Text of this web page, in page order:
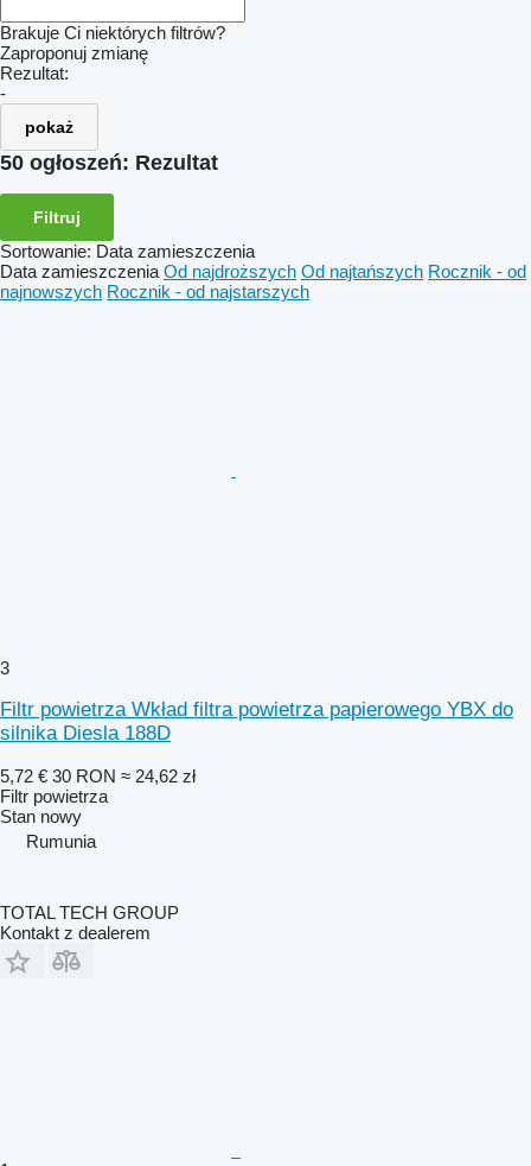
Brakuje Ci niektórych filtrów?
Zaproponuj zmianę
Rezultat:
-
pokaż
50 ogłoszeń: Rezultat
Filtruj
Sortowanie: Data zamieszczenia
Data zamieszczenia Od najdroższych Od najtańszych Rocznik - od
najnowszych Rocznik - od najstarszych
3
Filtr powietrza Wkład filtra powietrza papierowego YBX do
silnika Diesla 188D
5,72 € 30 RON ≈ 24,62 zł
Filtr powietrza
Stan nowy
Rumunia
TOTAL TECH GROUP
Kontakt z dealerem